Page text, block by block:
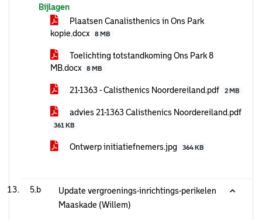
Bijlagen
Plaatsen Canalisthenics in Ons Park
kopie.docx
8 MB
Toelichting totstandkoming Ons Park 8
MB.docx
8 MB
21-1363 - Calisthenics Noordereiland.pdf 2 MB
advies 21-1363 Calisthenics Noordereiland.pdf
361 KB
Ontwerp initiatiefnemers.jpg 364 KB
5.b
Update vergroenings-inrichtings-perikelen
Maaskade (Willem)